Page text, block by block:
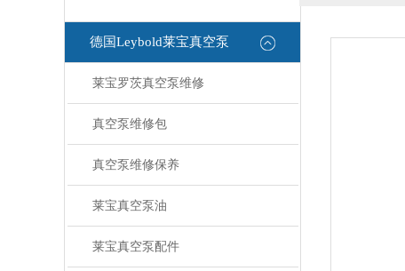
德国Leybold莱宝真空泵
莱宝罗茨真空泵维修
真空泵维修包
真空泵维修保养
莱宝真空泵油
莱宝真空泵配件